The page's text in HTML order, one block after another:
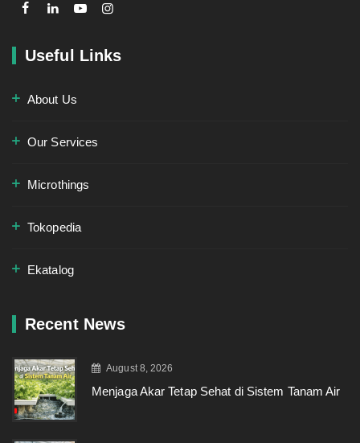
Useful Links
About Us
Our Services
Microthings
Tokopedia
Ekatalog
Recent News
August 8, 2026
Menjaga Akar Tetap Sehat di Sistem Tanam Air